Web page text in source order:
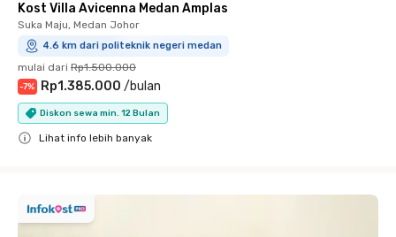
Kost Villa Avicenna Medan Amplas
Suka Maju, Medan Johor
4.6 km dari politeknik negeri medan
mulai dari Rp1.500.000
-7% Rp1.385.000 /bulan
Diskon sewa min. 12 Bulan
Lihat info lebih banyak